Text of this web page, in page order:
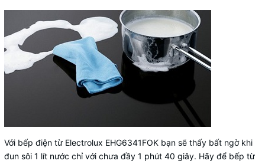
Với bếp điện từ Electrolux EHG6341FOK bạn sẽ thấy bất ngờ khi
đun sôi 1 lít nước chỉ với chưa đầy 1 phút 40 giây. Hãy để bếp từ